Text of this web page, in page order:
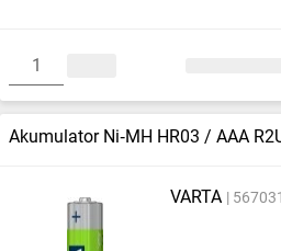
Akumulator Ni‑MH HR03 / AAA
VARTA